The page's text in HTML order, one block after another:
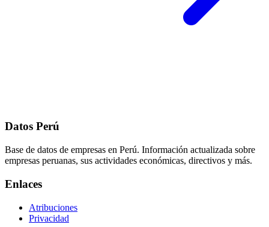
Datos Perú
Base de datos de empresas en Perú. Información actualizada sobre
empresas peruanas, sus actividades económicas, directivos y más.
Enlaces
Atribuciones
Privacidad